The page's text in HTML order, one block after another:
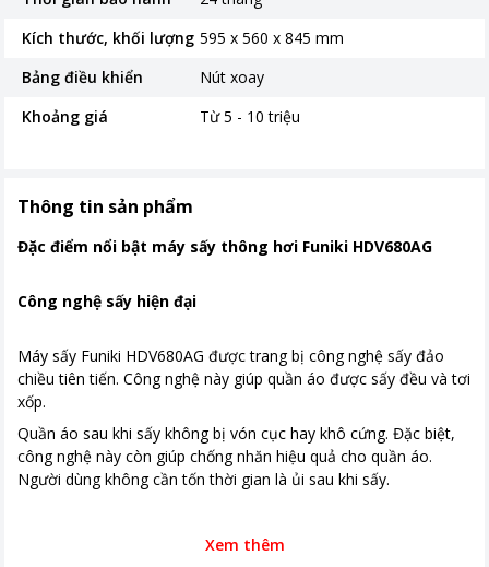
Kích thước, khối lượng 595 x 560 x 845 mm
Bảng điều khiển
Nút xoay
Khoảng giá
Từ 5 - 10 triệu
Thông tin sản phẩm
Đặc điểm nổi bật máy sấy thông hơi Funiki HDV680AG
Công nghệ sấy hiện đại
Máy sấy Funiki HDV680AG được trang bị công nghệ sấy đảo
chiều tiên tiến. Công nghệ này giúp quần áo được sấy đều và tơi
xốp.
Quần áo sau khi sấy không bị vón cục hay khô cứng. Đặc biệt,
công nghệ này còn giúp chống nhăn hiệu quả cho quần áo.
Người dùng không cần tốn thời gian là ủi sau khi sấy.
Xem thêm